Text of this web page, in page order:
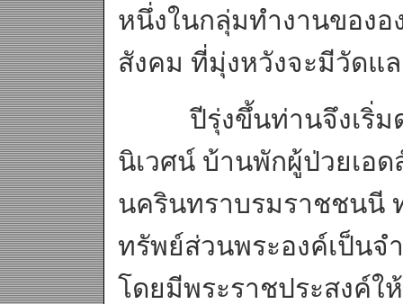
หนึ่งในกลุ่มทำงานของ
สังคม ที่มุ่งหวังจะมีวัดแ
ปีรุ่งขึ้นท่านจึงเริ่มดำ
นิเวศน์ บ้านพักผู้ป่วยเอ
นครินทราบรมราชชนนี
ทรัพย์ส่วนพระองค์เป็นจ
โดยมีพระราชประสงค์